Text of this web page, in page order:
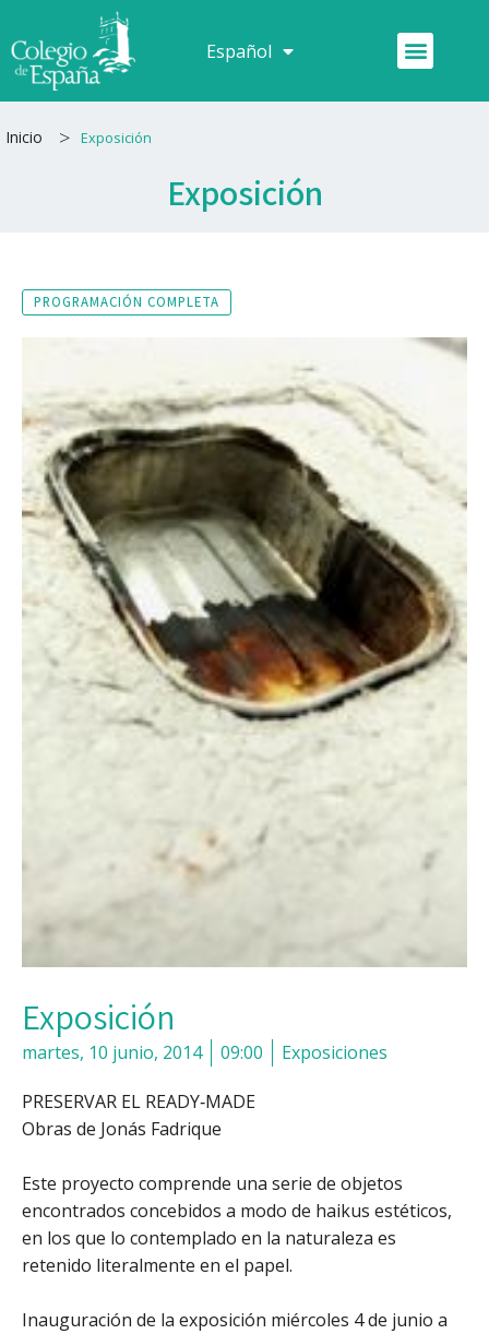
al
contenido
Español
Français Menú
Inicio > Exposición
Exposición
PROGRAMACIÓN COMPLETA
Exposición
martes, 10 junio, 2014 09:00 Exposiciones
PRESERVAR EL READY‐MADE
Obras de Jonás Fadrique
Este proyecto comprende una serie de objetos
encontrados concebidos a modo de haikus estéticos,
en los que lo contemplado en la naturaleza es
retenido literalmente en el papel.
Inauguración de la exposición miércoles 4 de junio a